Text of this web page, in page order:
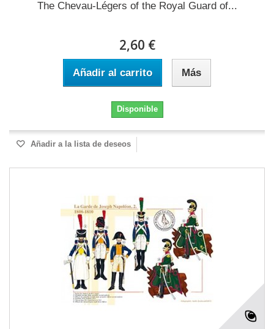
The Chevau-Légers of the Royal Guard of...
2,60 €
Añadir al carrito Más
Disponible
Añadir a la lista de deseos